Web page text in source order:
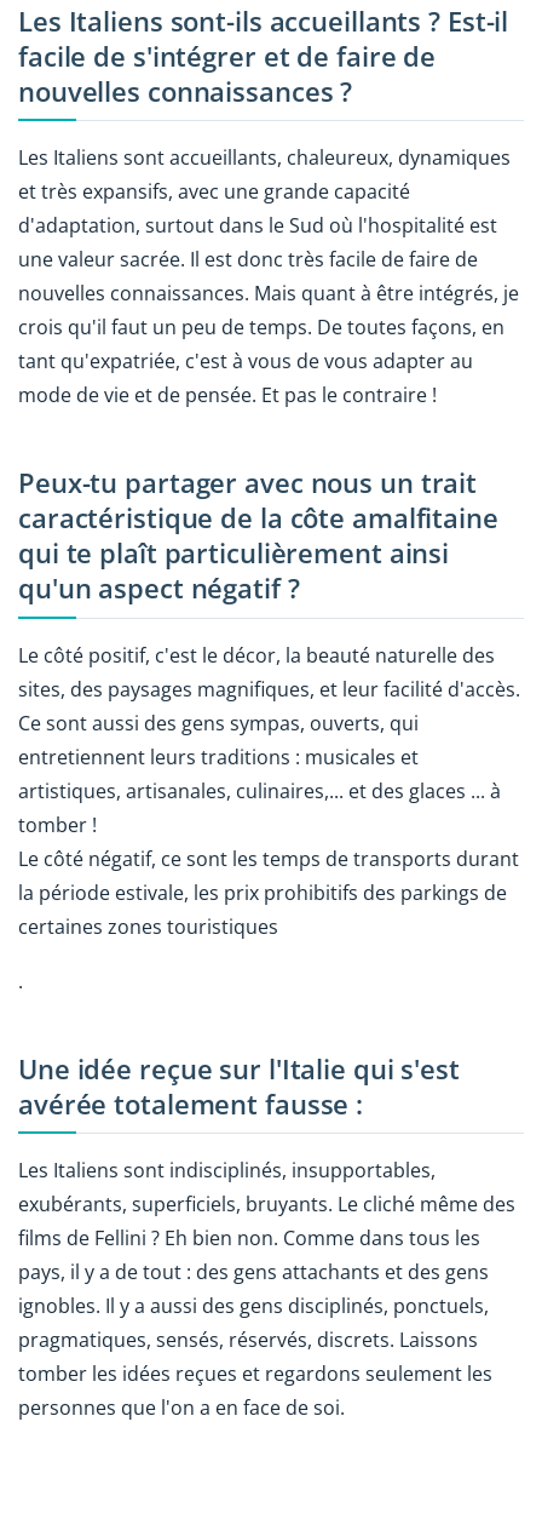
Les Italiens sont-ils accueillants ? Est-il
facile de s'intégrer et de faire de
nouvelles connaissances ?
Les Italiens sont accueillants, chaleureux, dynamiques
et très expansifs, avec une grande capacité
d'adaptation, surtout dans le Sud où l'hospitalité est
une valeur sacrée. Il est donc très facile de faire de
nouvelles connaissances. Mais quant à être intégrés, je
crois qu'il faut un peu de temps. De toutes façons, en
tant qu'expatriée, c'est à vous de vous adapter au
mode de vie et de pensée. Et pas le contraire !
Peux-tu partager avec nous un trait
caractéristique de la côte amalfitaine
qui te plaît particulièrement ainsi
qu'un aspect négatif ?
Le côté positif, c'est le décor, la beauté naturelle des
sites, des paysages magnifiques, et leur facilité d'accès.
Ce sont aussi des gens sympas, ouverts, qui
entretiennent leurs traditions : musicales et
artistiques, artisanales, culinaires,... et des glaces ... à
tomber !
Le côté négatif, ce sont les temps de transports durant
la période estivale, les prix prohibitifs des parkings de
certaines zones touristiques
.
Une idée reçue sur l'Italie qui s'est
avérée totalement fausse :
Les Italiens sont indisciplinés, insupportables,
exubérants, superficiels, bruyants. Le cliché même des
films de Fellini ? Eh bien non. Comme dans tous les
pays, il y a de tout : des gens attachants et des gens
ignobles. Il y a aussi des gens disciplinés, ponctuels,
pragmatiques, sensés, réservés, discrets. Laissons
tomber les idées reçues et regardons seulement les
personnes que l'on a en face de soi.